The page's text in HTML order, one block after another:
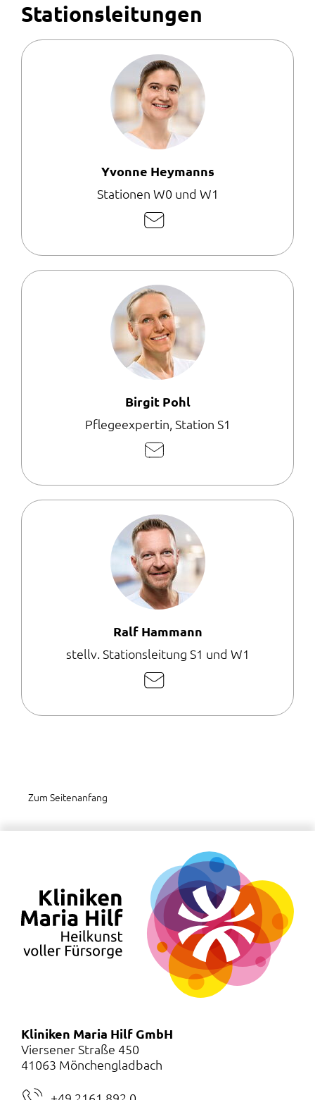
Stationsleitungen
Yvonne Heymanns
Stationen W0 und W1
E-
schreiben
Birgit Pohl
Pflegeexpertin, Station S1
E-
schreiben
Ralf Hammann
stellv. Stationsleitung S1 und W1
E-
schreiben
Zum Seitenanfang
Kliniken Maria Hilf GmbH
Viersener Straße 450
41063 Mönchengladbach